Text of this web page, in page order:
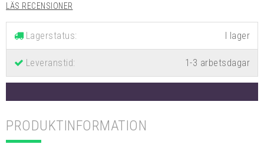
LÄS RECENSIONER
Lagerstatus:
Leveranstid: 1-3 arbetsdagar
PRODUKTINFORMATION